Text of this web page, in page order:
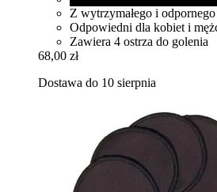
Z wytrzymałego i
Odpowiedni dla kobiet i
Zawiera 4 ostrza do golenia
68,00 zł
Dostawa do 10 sierpnia